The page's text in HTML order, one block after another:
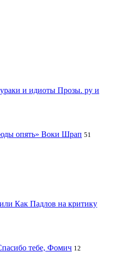
и идиоты Прозы. ру и
опять» Воки Шрап 51
Как Падлов на критику
тебе, Фомич 12